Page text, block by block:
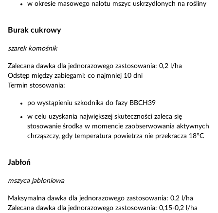
w okresie masowego nalotu mszyc uskrzydlonych na rośliny
Burak cukrowy
szarek komośnik
Zalecana dawka dla jednorazowego zastosowania: 0,2 l/ha
Odstęp między zabiegami: co najmniej 10 dni
Termin stosowania:
po wystąpieniu szkodnika do fazy BBCH39
w celu uzyskania największej skuteczności zaleca się
stosowanie środka w momencie zaobserwowania aktywnych
chrząszczy, gdy temperatura powietrza nie przekracza 18°C
Jabłoń
mszyca jabłoniowa
Maksymalna dawka dla jednorazowego zastosowania: 0,2 l/ha
Zalecana dawka dla jednorazowego zastosowania: 0,15-0,2 l/ha